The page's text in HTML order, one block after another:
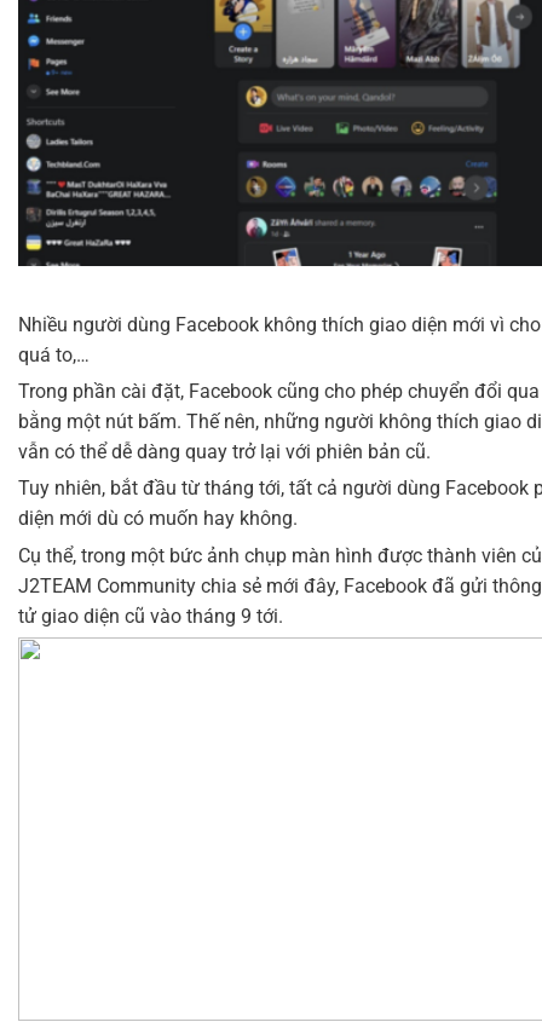
Nhiều người dùng Facebook không thích giao diện mới vì
quá to,…
Trong phần cài đặt, Facebook cũng cho phép chuyển đổi
bằng một nút bấm. Thế nên, những người không thích giao
vẫn có thể dễ dàng quay trở lại với phiên bản cũ.
Tuy nhiên, bắt đầu từ tháng tới, tất cả người dùng Facebook
diện mới dù có muốn hay không.
Cụ thể, trong một bức ảnh chụp màn hình được thành viên
J2TEAM Community chia sẻ mới đây, Facebook đã gửi
tử giao diện cũ vào tháng 9 tới.